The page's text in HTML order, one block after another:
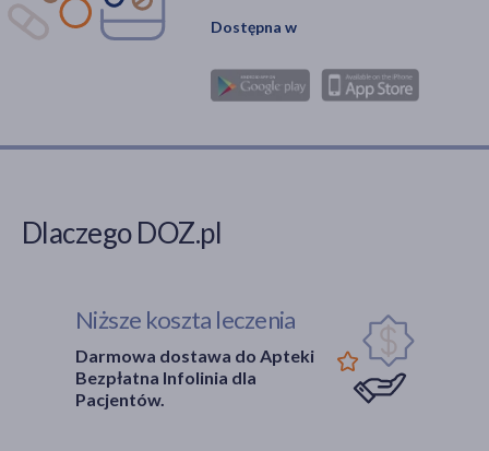
Dostępna w
Dlaczego DOZ.pl
Niższe koszta leczenia
Darmowa dostawa do Apteki
Bezpłatna Infolinia dla
Pacjentów.